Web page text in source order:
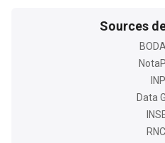
Sources
INPI
Data